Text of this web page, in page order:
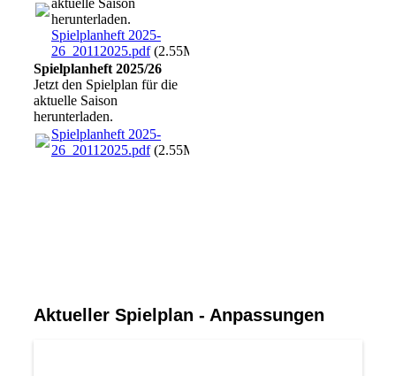
herunterladen.
Spielplanheft 2025-
26_20112025.pdf(2.55MB)
Spielplanheft 2025/26
Jetzt den Spielplan für die
aktuelle Saison
herunterladen.
Spielplanheft 2025-
26_20112025.pdf(2.55MB)
Aktueller Spielplan - Anpassungen